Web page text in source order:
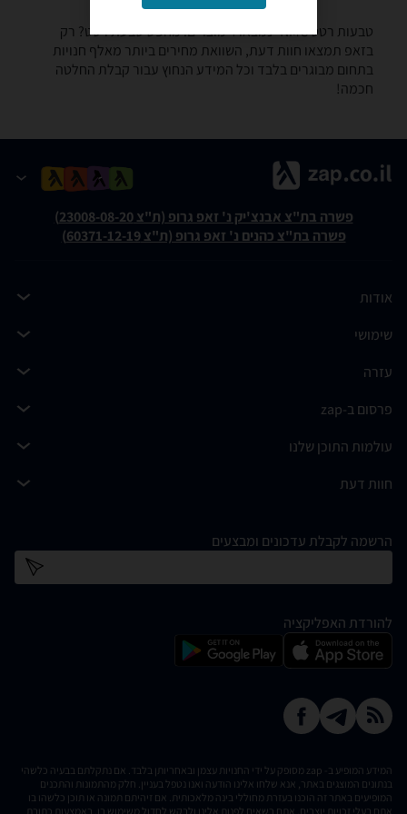
טבעות רטט ‏NMC -נמצאו 4 מוצרים. מחפש טבעת רטט? רק
בזאפ תמצאו חוות דעת, השוואת מחירים ביותר מאלף חנויות
בתחום מבוגרים בלבד וכל המידע הנחוץ עבור קבלת החלטה
חכמה!
פשרה בת"צ אבנצ'יק נ' זאפ גרופ (ת"צ 23008-08-20)
פשרה בת"צ כהנים נ' זאפ גרופ (ת"צ 60371-12-19)
אודות
שימושי
עזרה
פרסום ב-zap
עולמות התוכן שלנו
חוות דעת
הרשמה לקבלת עדכונים ומבצעים
להורדת האפליקציה
המידע המופיע ב- zap מסופק על ידי החנויות עצמן ובאחריותן בלבד. אם נתקלתם בבעיה כלשהי
בנתונים המוצגים באתר, אנא שלחו אלינו הודעה ואנו נטפל בעניין. חלק מהתמונות והתכנים
המופיעים באתר זה הוכנו בעזרת מחוללי בינה מלאכותית. אם זיהיתם תמונה או תוכן כלשהו בו
אתם בעלי זכויות יוצרים, אתם רשאים לפנות אלינו ולבקש לחדול משימוש בו, באמצעות כתובת